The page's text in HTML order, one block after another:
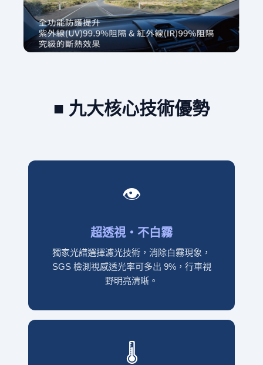
■ 九大核心技術優勢
👁️
超透視・不白霧
獨家光譜選擇濾光技術，消除白霧現象，
SGS 檢測視感透光率可多出 9%，行車視
野明亮清晰。
🌡️